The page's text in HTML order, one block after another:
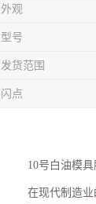
外观
型号
发货范围
闪点
10号白油模
在现代制造业